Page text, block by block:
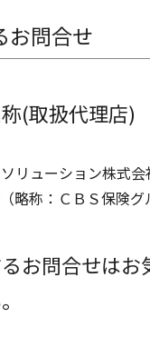
お問合せ
(取扱代理店)
リューション株式
称：ＣＢＳ保険グ
お問合せはお